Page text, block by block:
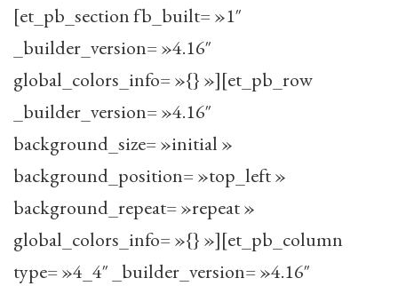
[et_pb_section fb_built= »1″
_builder_version= »4.16″
global_colors_info= »{} »][et_pb_row
_builder_version= »4.16″
background_size= »initial »
background_position= »top_left »
background_repeat= »repeat »
global_colors_info= »{} »][et_pb_column
type= »4_4″ _builder_version= »4.16″